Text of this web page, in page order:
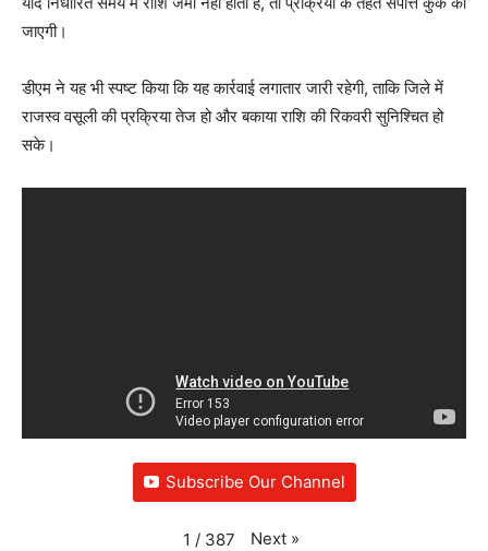
जाएगी।
डीएम ने यह भी स्पष्ट किया कि यह कार्रवाई लगातार जारी रहेगी, ताकि जिले में
राजस्व वसूली की प्रक्रिया तेज हो और बकाया राशि की रिकवरी सुनिश्चित हो
सके।
Subscribe Our Channel
1 / 387 Next »